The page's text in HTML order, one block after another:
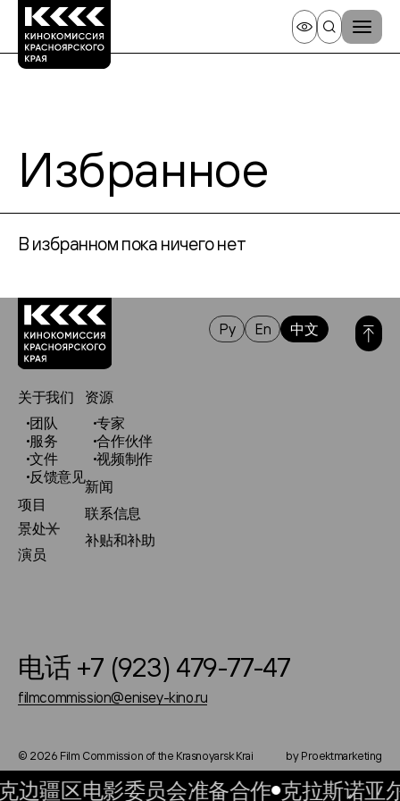
Избранное
В избранном пока ничего нет
Ру En 中文
关于我们
团队
服务
文件
反馈意见
项目
景处
演员
资源
专家
合作伙伴
视频制作
新闻
联系信息
补贴和补助
电话 +7 (923) 479-77-47
filmcommission@enisey-kino.ru
© 2026 Film Commission of the Krasnoyarsk Krai by Proektmarketing
边疆区电影委员会准备合作 克拉斯诺亚